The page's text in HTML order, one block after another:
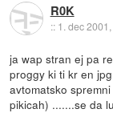
R0K
:: 1. dec
ja wap stran ej pa
proggy ki ti kr en
avtomatsko
pikicah) .......se da